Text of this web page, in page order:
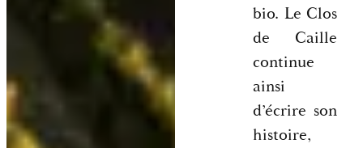
bio. Le Clos
de Caille
continue
ainsi
d’écrire son
histoire,